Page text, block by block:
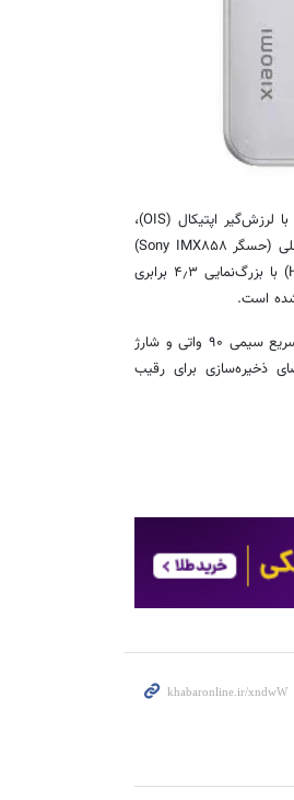
گفته می‌شود شیائومی ۱۵ اولترا از دوربین اصلی ۵۰ مگاپیکسلی (حسگر Sony LYT-۹۰۰) با لرزش‌گیر اپتیکال (OIS)،
دوربین ۵۰ مگاپیکسلی فوق عریض (حسگر سامسونگ JN۵)، دوربین تله‌فوتو ۵۰ مگاپیکسلی (حسگر Sony IMX۸۵۸)
با بزرگ‌نمایی سه برابری و OIS و دوربین تله‌فوتو ۲۰۰ مگاپیکسلی (حسگر سامسونگ HP۹) با بزرگ‌نمایی ۴٫۳ برابری
شایعات می‌گویند شیائومی ۱۵ اولترا از باتری ۵۴۱۰ میلی‌آمپرساعتی بهره می‌برد و از شارژ سریع سیمی ۹۰ واتی و شارژ
یا یک ترابایت فضای ذخیره‌سازی برای رقیب